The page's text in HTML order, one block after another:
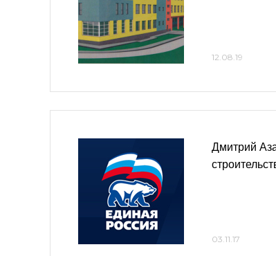
12.08.19
Дмитрий
03.11.17